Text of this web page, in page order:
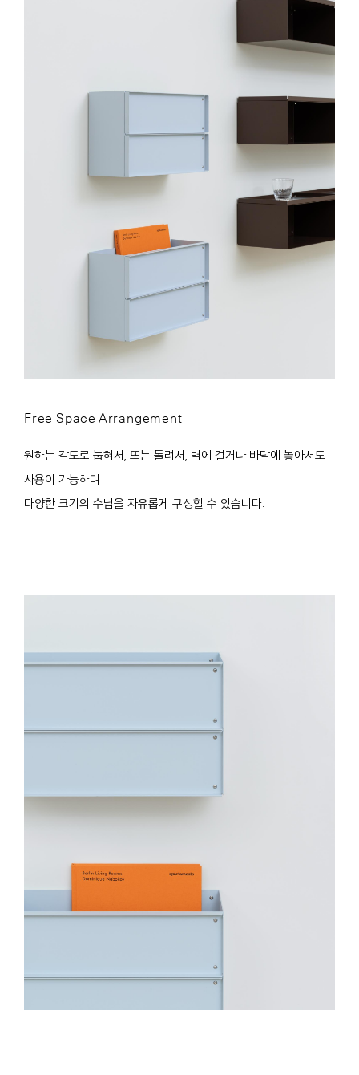
Free Space Arrangement
원하는 각도로 눕혀서, 또는 돌려서, 벽에 걸거나 바닥에 놓아서도
사용이 가능하며
다양한 크기의 수납을 자유롭게 구성할 수 있습니다.